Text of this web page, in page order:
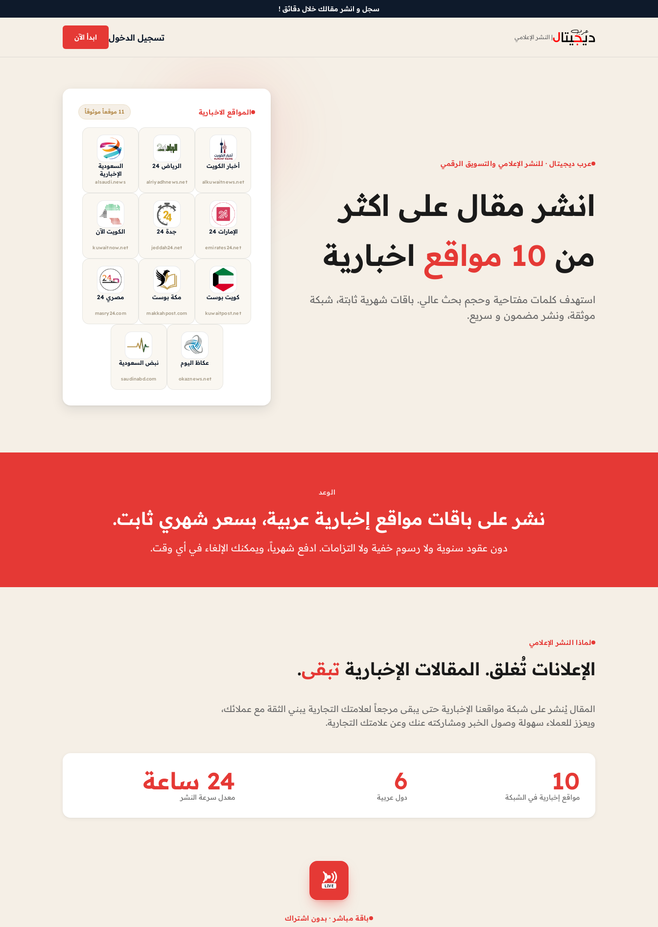
سجل و انشر مقالك خلال دقائق !
| النشر الإعلامي تسجيل الدخول ابدأ الآن
عرب ديجيتال · للنشر الإعلامي والتسويق الرقمي
انشر مقال على اكثر
من 10 مواقع اخبارية
استهدف كلمات مفتاحية وحجم بحث عالي. باقات شهرية ثابتة، شبكة
موثقة، ونشر مضمون و سريع.
المواقع الاخبارية 11 موقعاً موثوقاً
أخبار الكويت
alkuwaitnews.net
الرياض 24
alriyadhnews.net
السعودية
الإخبارية
alsaudi.news
الإمارات 24
emirates24.net
جدة 24
jeddah24.net
الكويت الآن
kuwaitnow.net
كويت بوست
kuwaitpost.net
مكة بوست
makkahpost.com
مصري 24
masry24.com
عكاظ اليوم
okaznews.net
نبض السعودية
saudinabd.com
الوعد
نشر على باقات مواقع إخبارية عربية، بسعر شهري ثابت.
دون عقود سنوية ولا رسوم خفية ولا التزامات. ادفع شهرياً، ويمكنك الإلغاء في أي وقت.
لماذا النشر الإعلامي
الإعلانات تُغلق. المقالات الإخبارية تبقى.
المقال يُنشر على شبكة مواقعنا الإخبارية حتى يبقى مرجعاً لعلامتك التجارية يبني الثقة مع عملائك،
ويعزز للعملاء سهولة وصول الخبر ومشاركته عنك وعن علامتك التجارية.
10
مواقع إخبارية في الشبكة
6
دول عربية
24 ساعة
معدل سرعة النشر
LIVE
باقة مباشر · بدون اشتراك